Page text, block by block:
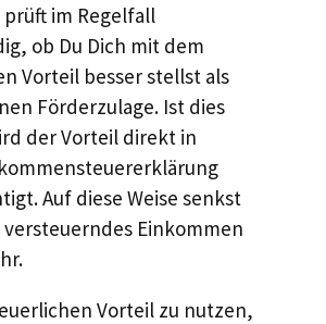
prüft im Regelfall
ob Du Dich mit dem
Vorteil besser stellst als
Förderzulage. Ist dies
der Vorteil direkt in
Auf diese Weise senkst
versteuerndes Einkommen
Vorteil zu nutzen,